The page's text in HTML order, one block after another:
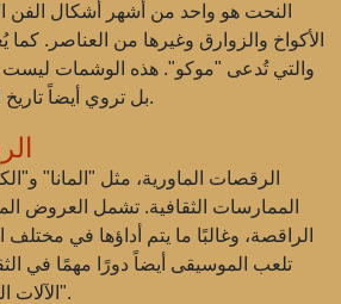
النحت هو واحد من أشهر أشكال الفن
الأكواخ والزوارق وغيرها من العناصر.
والتي تُدعى "موكو". هذه الوشمات ليست
بل تروي أيضاً تاريخ الأسرة وشخصية حاملها.
الرقصات الماورية، مثل "المانا"
الممارسات الثقافية. تشمل العروض
الراقصة، وغالبًا ما يتم أداؤها في مختلف
تلعب الموسيقى أيضاً دورًا مهمًا في
الآلات التقليدية مثل "باو" و"توي".